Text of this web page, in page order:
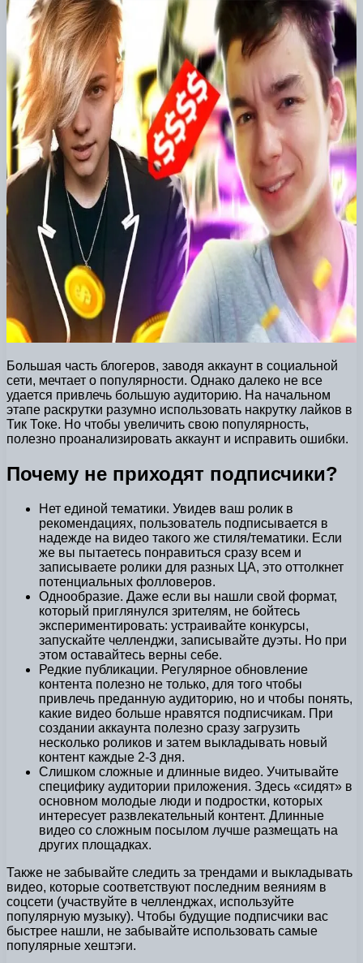
Большая часть блогеров, заводя аккаунт в социальной
сети, мечтает о популярности. Однако далеко не все
удается привлечь большую аудиторию. На начальном
этапе раскрутки разумно использовать накрутку лайков в
Тик Токе. Но чтобы увеличить свою популярность,
полезно проанализировать аккаунт и исправить ошибки.
Почему не приходят подписчики?
Нет единой тематики. Увидев ваш ролик в
рекомендациях, пользователь подписывается в
надежде на видео такого же стиля/тематики. Если
же вы пытаетесь понравиться сразу всем и
записываете ролики для разных ЦА, это оттолкнет
потенциальных фолловеров.
Однообразие. Даже если вы нашли свой формат,
который приглянулся зрителям, не бойтесь
экспериментировать: устраивайте конкурсы,
запускайте челленджи, записывайте дуэты. Но при
этом оставайтесь верны себе.
Редкие публикации. Регулярное обновление
контента полезно не только, для того чтобы
привлечь преданную аудиторию, но и чтобы понять,
какие видео больше нравятся подписчикам. При
создании аккаунта полезно сразу загрузить
несколько роликов и затем выкладывать новый
контент каждые 2-3 дня.
Слишком сложные и длинные видео. Учитывайте
специфику аудитории приложения. Здесь «сидят» в
основном молодые люди и подростки, которых
интересует развлекательный контент. Длинные
видео со сложным посылом лучше размещать на
других площадках.
Также не забывайте следить за трендами и выкладывать
видео, которые соответствуют последним веяниям в
соцсети (участвуйте в челленджах, используйте
популярную музыку). Чтобы будущие подписчики вас
быстрее нашли, не забывайте использовать самые
популярные хештэги.